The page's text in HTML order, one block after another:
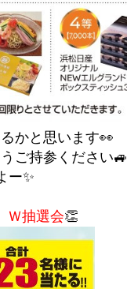
かと思います👀
ご持参ください🚙
ー✨
Ｗ抽選会👏